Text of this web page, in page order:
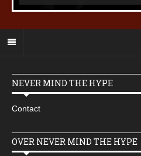
NEVER MIND THE HYPE
Contact
OVER NEVER MIND THE HYPE